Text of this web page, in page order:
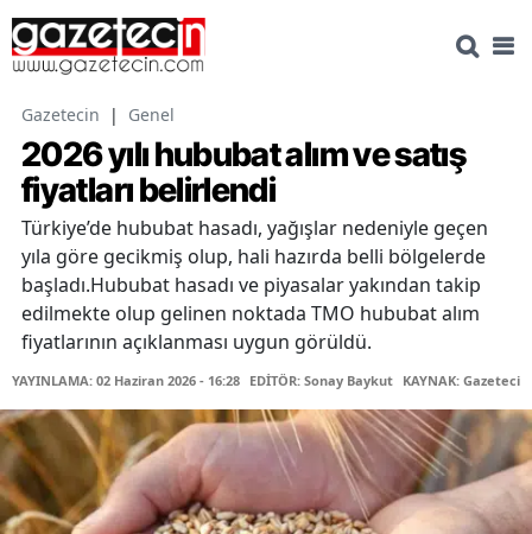
Gazetecin | Genel
2026 yılı hububat alım ve satış
fiyatları belirlendi
Türkiye’de hububat hasadı, yağışlar nedeniyle geçen
yıla göre gecikmiş olup, hali hazırda belli bölgelerde
başladı.Hububat hasadı ve piyasalar yakından takip
edilmekte olup gelinen noktada TMO hububat alım
fiyatlarının açıklanması uygun görüldü.
YAYINLAMA: 02 Haziran 2026 - 16:28 EDİTÖR: Sonay Baykut KAYNAK: Gazetecin